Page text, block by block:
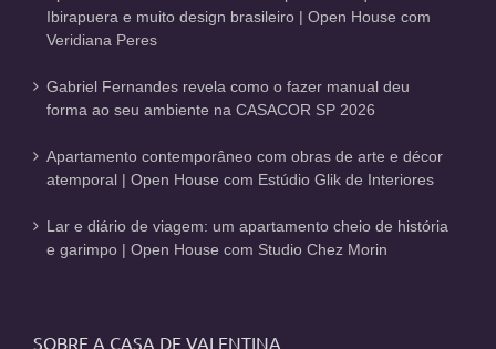
Ibirapuera e muito design brasileiro | Open House com
Veridiana Peres
Gabriel Fernandes revela como o fazer manual deu
forma ao seu ambiente na CASACOR SP 2026
Apartamento contemporâneo com obras de arte e décor
atemporal | Open House com Estúdio Glik de Interiores
Lar e diário de viagem: um apartamento cheio de história
e garimpo | Open House com Studio Chez Morin
SOBRE A CASA DE VALENTINA